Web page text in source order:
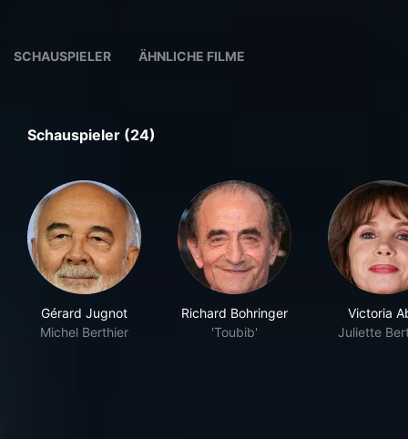
SCHAUSPIELER ÄHNLICHE FILME
Schauspieler (24)
Gérard Jugnot
Michel Berthier
Richard Bohringer
'Toubib'
Victoria
Juliette